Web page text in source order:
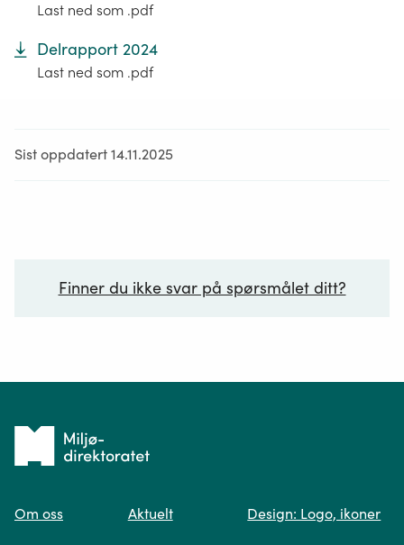
Last ned som .pdf
Delrapport 2024
Last ned som .pdf
Sist oppdatert 14.11.2025
Finner du ikke svar på spørsmålet ditt?
Spør oss
Tilbake
forsiden
Om oss Aktuelt Design: Logo, ikoner